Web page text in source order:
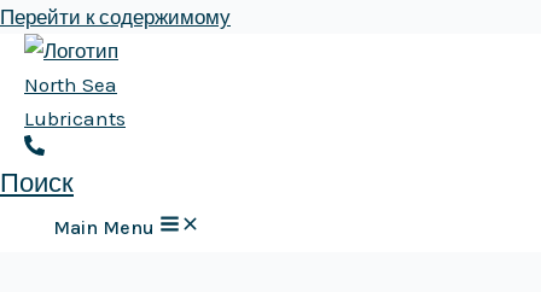
Перейти к содержимому
Поиск
Main Menu